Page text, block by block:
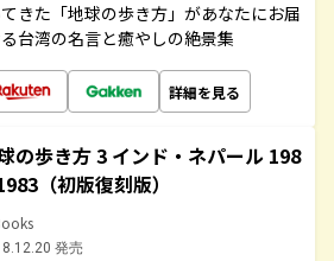
きた「地球の歩き方」があなたにお届
台湾の名言と癒やしの絶景集
詳細を見る
の歩き方 3 インド・ネパール 198
（初版復刻版）
発売